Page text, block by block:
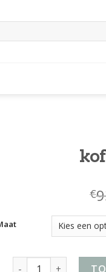
€
koffer 110 liter aantal